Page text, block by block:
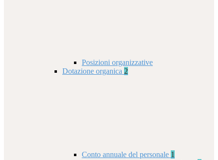
Posizioni organizzative
Dotazione organica 2
Conto annuale del personale 1